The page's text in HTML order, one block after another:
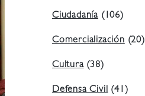
Ciudadanía (106)
Comercialización(20)
Cultura(38)
Defensa Civil(41)